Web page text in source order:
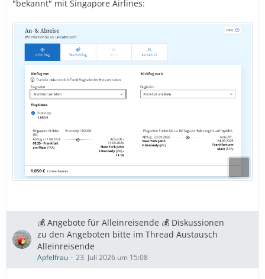
"bekannt" mit Singapore Airlines:
💰 Angebote für Alleinreisende 💰 Diskussionen
zu den Angeboten bitte im Thread Austausch
Alleinreisende
Apfelfrau 23. Juli 2026 um 15:08